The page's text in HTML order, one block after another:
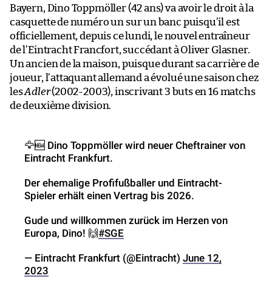
Bayern, Dino Toppmöller (42 ans) va avoir le droit à la
casquette de numéro un sur un banc puisqu’il est
officiellement, depuis ce lundi, le nouvel entraîneur
de l’Eintracht Francfort, succédant à Oliver Glasner.
Un ancien de la maison, puisque durant sa carrière de
joueur, l’attaquant allemand a évolué une saison chez
lesAdler(2002-2003), inscrivant 3 buts en 16 matchs
de deuxième division.
🦅🆕 Dino Toppmöller wird neuer Cheftrainer von
Eintracht Frankfurt.
Der ehemalige Profifußballer und Eintracht-
Spieler erhält einen Vertrag bis 2026.
Gude und willkommen zurück im Herzen von
Europa, Dino! 🙌#SGE
— Eintracht Frankfurt (@Eintracht) June 12,
2023